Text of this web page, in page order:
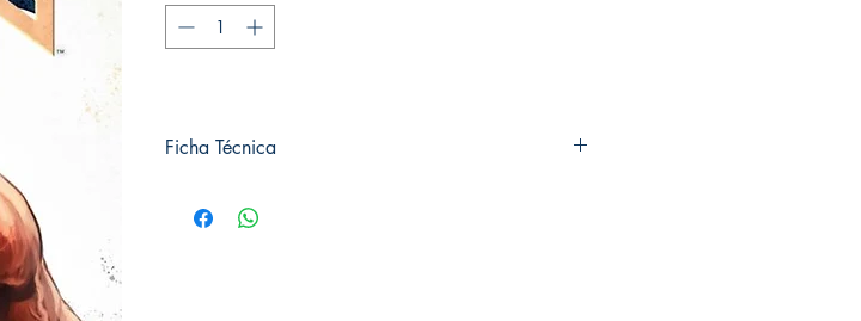
Ficha Técnica
Editorial: ECC